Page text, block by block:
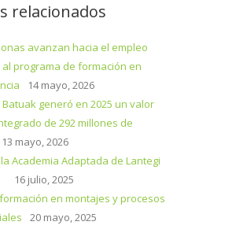
relacionados
avanzan hacia el empleo
al programa de formación en
14 mayo, 2026
Batuak generó en 2025 un valor
de 292 millones de
13 mayo, 2026
Academia Adaptada de Lantegi
16 julio, 2025
en montajes y procesos
20 mayo, 2025